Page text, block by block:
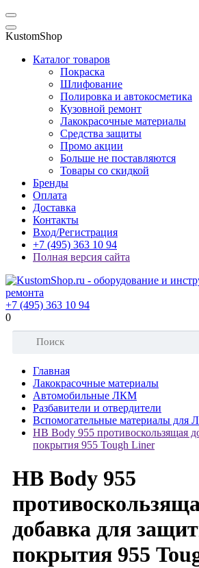
KustomShop
Каталог товаров
Покраска
Шлифование
Полировка и автокосметика
Кузовной ремонт
Лакокрасочные материалы
Средства защиты
Промо акции
Больше не поставляются
Товары со скидкой
Бренды
Оплата
Доставка
Контакты
Вход/Регистрация
+7 (495) 363 10 94
Полная версия сайта
+7 (495) 363 10 94
0
Главная
Лакокрасочные материалы
Автомобильные ЛКМ
Разбавители и отвердители
Вспомогательные материалы для
HB Body 955 противоскользящая
покрытия 955 Tough Liner
HB Body 955
добавка для
покрытия 955